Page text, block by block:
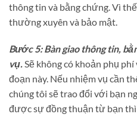
thông tin và bằng chứng. Vì
thường xuyên và bảo mật.
Bước 5: Bàn giao thông tin,
vụ.Sẽ không có khoản phụ
đoạn này. Nếu nhiệm vụ cần
chúng tôi sẽ trao đổi với bạn
được sự đồng thuận từ bạn